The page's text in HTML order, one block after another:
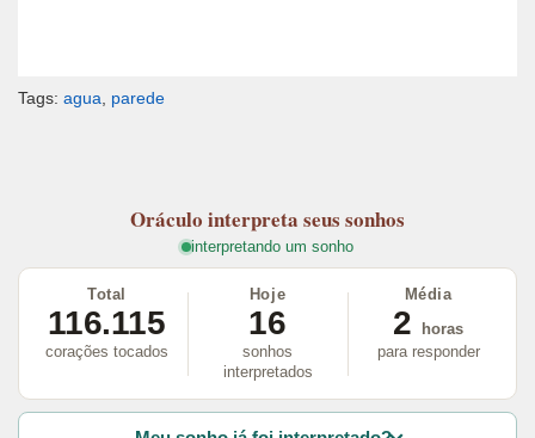
Tags: agua parede
Oráculo interpreta seus sonhos
interpretando um sonho
Total
116.115
corações tocados
Hoje
16
sonhos
interpretados
Média
2
horas
para responder